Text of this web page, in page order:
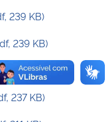
239 KB)
239 KB)
241 KB)
237 KB)